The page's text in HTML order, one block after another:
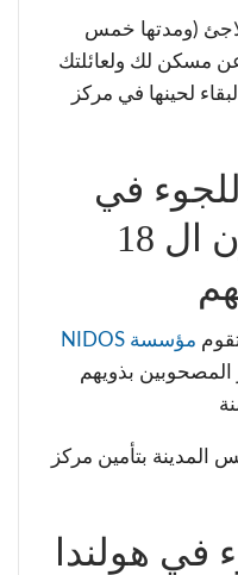
(ومدتها خمس
مسكن لك ولعائلتك
لحينها في مركز
في
هولندا للأعمار دون ال 18
مؤسسة NIDOS
المصحوبين بذويهم
18 يهتم مجلس المدينة بتأمين مركز
هولندا